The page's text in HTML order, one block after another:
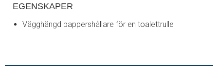
EGENSKAPER
Vägghängd pappershållare för en toalettrulle